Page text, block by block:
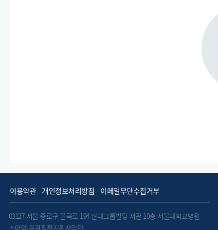
이용약관 개인정보처리방침 이메일무단수집거부
03127 서울 종로구 율곡로 194 현대그룹빌딩 서관 10층 서울대학교병원
소아암·희귀질환지원사업단